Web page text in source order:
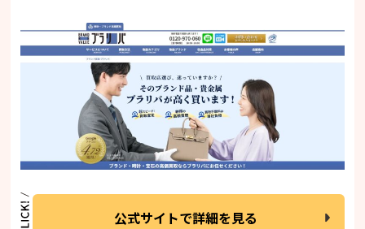
公式サイトで詳細を見る